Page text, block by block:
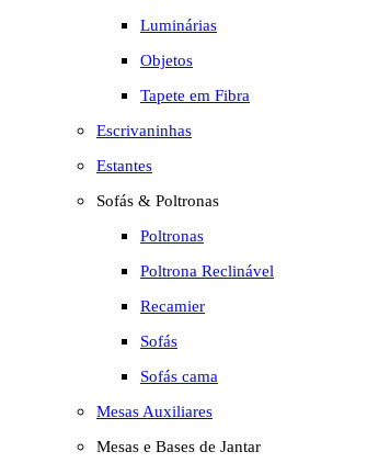
Luminárias
Objetos
Tapete em Fibra
Escrivaninhas
Estantes
Sofás & Poltronas
Poltronas
Poltrona Reclinável
Recamier
Sofás
Sofás cama
Mesas Auxiliares
Mesas e Bases de Jantar